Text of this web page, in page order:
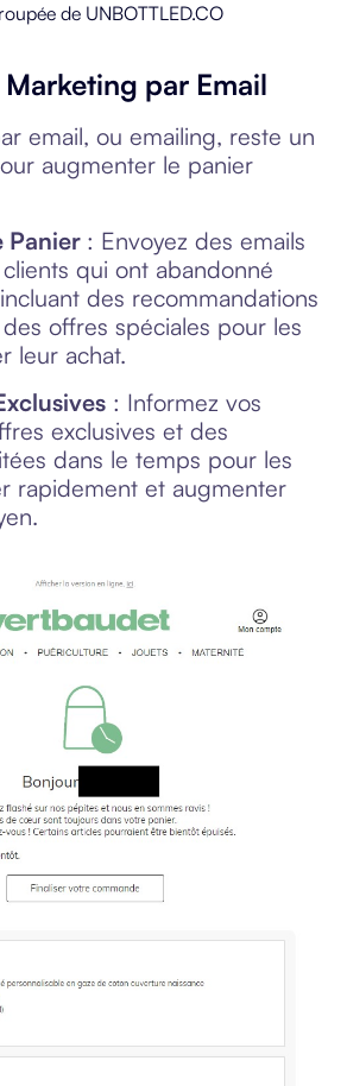
de UNBOTTLED.CO
par Email
email, ou emailing, reste un
augmenter le panier
Panier : Envoyez des emails
qui ont abandonné
des recommandations
offres spéciales pour les
leur achat.
: Informez vos
exclusives et des
dans le temps pour les
rapidement et augmenter